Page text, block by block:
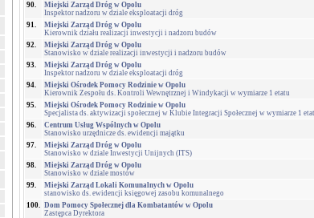
90.
Miejski Zarząd Dróg w Opolu
Inspektor nadzoru w dziale eksploatacji dróg
91.
Miejski Zarząd Dróg w Opolu
Kierownik działu realizacji inwestycji i nadzoru budów
92.
Miejski Zarząd Dróg w Opolu
Stanowisko w dziale realizacji inwestycji i nadzoru budów
93.
Miejski Zarząd Dróg w Opolu
Inspektor nadzoru w dziale eksploatacji dróg
94.
Miejski Ośrodek Pomocy Rodzinie w Opolu
Kierownik Zespołu ds. Kontroli Wewnętrznej i Windykacji w wymiarze 1 etatu
95.
Miejski Ośrodek Pomocy Rodzinie w Opolu
Specjalista ds. aktywizacji społecznej w Klubie Integracji Społecznej w wymiarze 1
96.
Centrum Usług Wspólnych w Opolu
Stanowisko urzędnicze ds. ewidencji majątku
97.
Miejski Zarząd Dróg w Opolu
Stanowisko w dziale Inwestycji Unijnych (ITS)
98.
Miejski Zarząd Dróg w Opolu
Stanowisko w dziale mostów
99.
Miejski Zarząd Lokali Komunalnych w Opolu
stanowisko ds. ewidencji księgowej zasobu komunalnego
100. Dom Pomocy Społecznej dla Kombatantów w Opolu
Zastępca Dyrektora